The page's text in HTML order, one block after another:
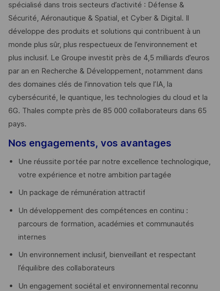
spécialisé dans trois secteurs d’activité : Défense &
Sécurité, Aéronautique & Spatial, et Cyber & Digital. Il
développe des produits et solutions qui contribuent à un
monde plus sûr, plus respectueux de l’environnement et
plus inclusif. Le Groupe investit près de 4,5 milliards d’euros
par an en Recherche & Développement, notamment dans
des domaines clés de l’innovation tels que l’IA, la
cybersécurité, le quantique, les technologies du cloud et la
6G. Thales compte près de 85 000 collaborateurs dans 65
pays. ​
Nos engagements, vos avantages
Une réussite portée par notre excellence technologique,
votre expérience et notre ambition partagée
Un package de rémunération attractif
Un développement des compétences en continu :
parcours de formation, académies et communautés
internes
Un environnement inclusif, bienveillant et respectant
l’équilibre des collaborateurs
Un engagement sociétal et environnemental reconnu